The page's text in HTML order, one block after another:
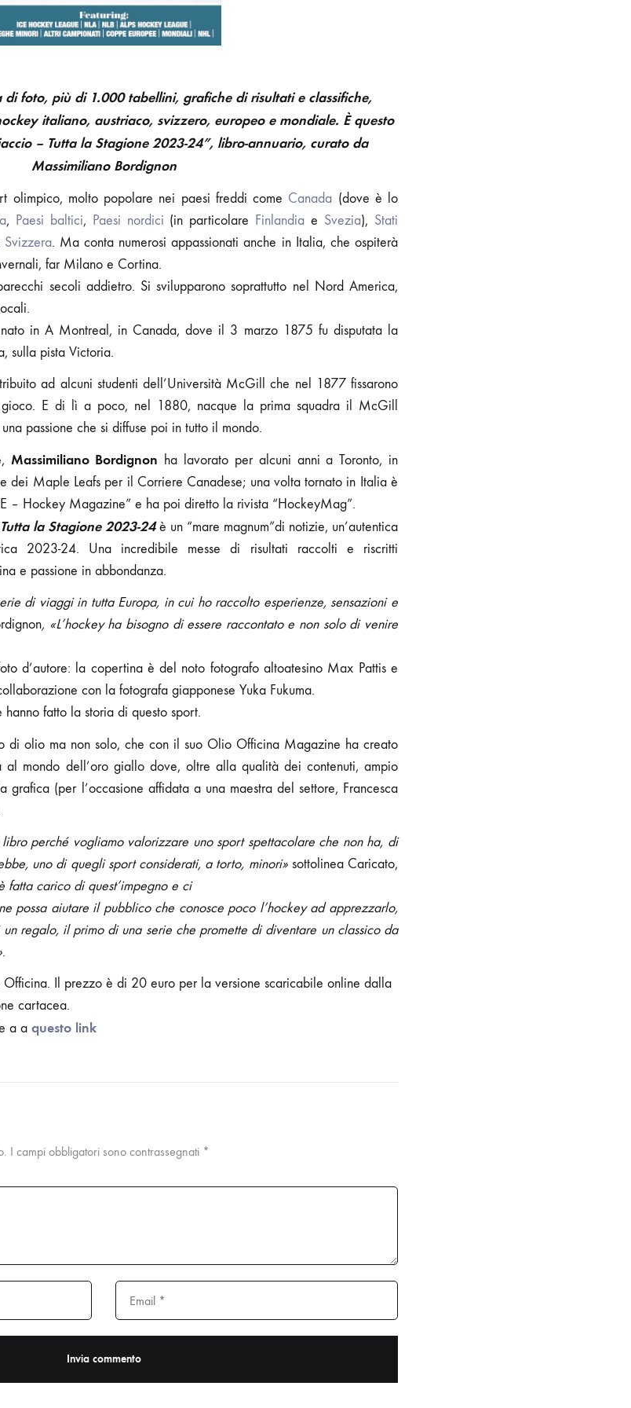
foto, più di 1.000 tabellini, grafiche di risultati e classifiche,
italiano, austriaco, svizzero, europeo e mondiale. È questo
– Tutta la Stagione 2023-24”, libro-annuario, curato da
Massimiliano Bordignon
olimpico, molto popolare nei paesi freddi come Canada (dove è lo
, Paesi baltici, Paesi nordici (in particolare Finlandia e Svezia), Stati
Svizzera. Ma conta numerosi appassionati anche in Italia, che ospiterà
far Milano e Cortina.
secoli addietro. Si svilupparono soprattutto nel Nord America,
nato in A Montreal, in Canada, dove il 3 marzo 1875 fu disputata la
sulla pista Victoria.
ad alcuni studenti dell’Università McGill che nel 1877 fissarono
E di lì a poco, nel 1880, nacque la prima squadra il McGill
passione che si diffuse poi in tutto il mondo.
Massimiliano Bordignon ha lavorato per alcuni anni a Toronto, in
dei Maple Leafs per il Corriere Canadese; una volta tornato in Italia è
– Hockey Magazine” e ha poi diretto la rivista “HockeyMag”.
la Stagione 2023-24è un “mare magnum”di notizie, un’autentica
2023-24. Una incredibile messe di risultati raccolti e riscritti
e passione in abbondanza.
di viaggi in tutta Europa, in cui ho raccolto esperienze, sensazioni e
, «L’hockey ha bisogno di essere raccontato e non solo di venire
d’autore: la copertina è del noto fotografo altoatesino Max Pattis e
con la fotografa giapponese Yuka Fukuma.
fatto la storia di questo sport.
di olio ma non solo, che con il suo Olio Officina Magazine ha creato
mondo dell’oro giallo dove, oltre alla qualità dei contenuti, ampio
(per l’occasione affidata a una maestra del settore, Francesca
perché vogliamo valorizzare uno sport spettacolare che non ha, di
uno di quegli sport considerati, a torto, minori»sottolinea Caricato,
fatta carico di quest’impegno e ci
possa aiutare il pubblico che conosce poco l’hockey ad apprezzarlo,
regalo, il primo di una serie che promette di diventare un classico da
.
Il prezzo è di 20 euro per la versione scaricabile online dalla
cartacea.
a a questo link
I campi obbligatori sono contrassegnati *